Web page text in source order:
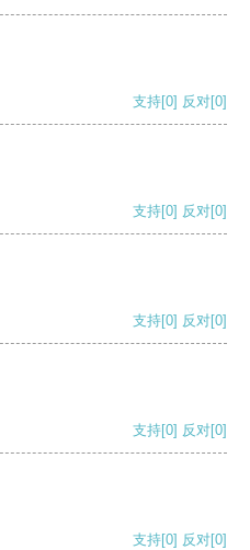
支持[0] 反对[0]
支持[0] 反对[0]
支持[0] 反对[0]
支持[0] 反对[0]
支持[0] 反对[0]